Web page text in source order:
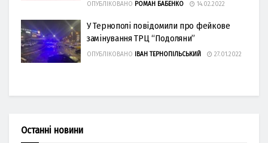
ОПУБЛІКОВАНО РОМАН БАБЕНКО 14.02.2022
У Тернополі повідомили про фейкове
замінування ТРЦ “Подоляни”
ОПУБЛІКОВАНО ІВАН ТЕРНОПІЛЬСЬКИЙ 27.01.2022
Останні новини